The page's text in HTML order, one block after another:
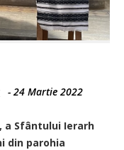
- 24 Martie 2022
a Sfântului Ierarh
din parohia